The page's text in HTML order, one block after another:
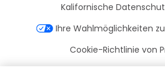
Kalifornische
Ihre Wahlmöglichkeiten
Cookie-Richtlinie von